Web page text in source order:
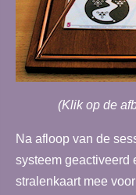
(Klik op de
Na afloop van de
systeem geactiveerd
stralenkaart mee